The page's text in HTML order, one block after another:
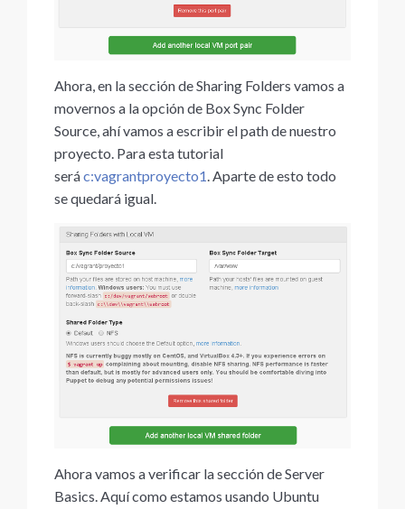
Ahora, en la sección de Sharing Folders vamos a
movernos a la opción de Box Sync Folder
Source, ahí vamos a escribir el path de nuestro
proyecto. Para esta tutorial
serác:vagrantproyecto1. Aparte de esto todo
se quedará igual.
Ahora vamos a verificar la sección de Server
Basics. Aquí como estamos usando Ubuntu